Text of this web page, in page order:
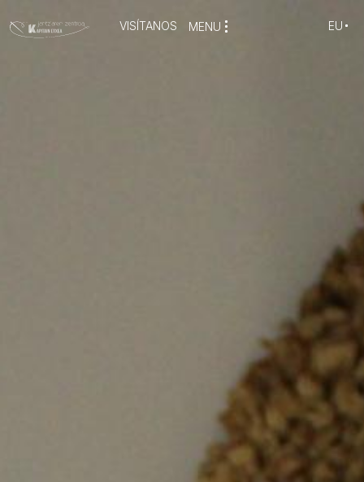
VISÍTANOS MENU EU